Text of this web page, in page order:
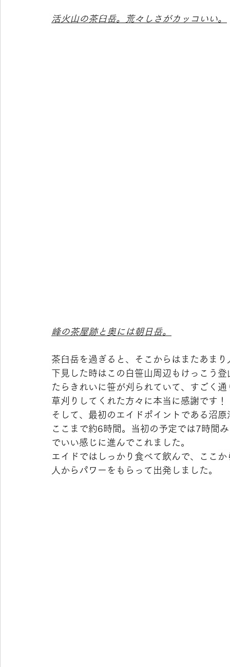
活火山の茶臼岳。荒々しさがカッコいい。
峰の茶屋跡と奥には朝日岳。
茶臼岳を過ぎると、そこからはまたあま
下見した時はこの白笹山周辺もけっこう
たらきれいに笹が刈られていて、すごく
草刈りしてくれた方々に本当に感謝です！
そして、最初のエイドポイントである沼
ここまで約6時間。当初の予定では7時間
でいい感じに進んでこれました。
エイドではしっかり食べて飲んで、ここ
人からパワーをもらって出発しました。